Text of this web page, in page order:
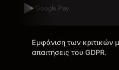
Εμφάνιση των κριτικών
απαιτήσεις του GDPR.